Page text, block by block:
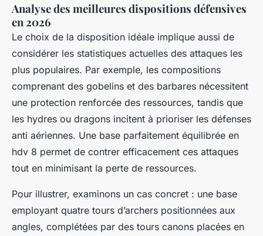
Analyse des meilleures dispositions défensives
en 2026
Le choix de la disposition idéale implique aussi de
considérer les statistiques actuelles des attaques les
plus populaires. Par exemple, les compositions
comprenant des gobelins et des barbares nécessitent
une protection renforcée des ressources, tandis que
les hydres ou dragons incitent à prioriser les défenses
anti aériennes. Une base parfaitement équilibrée en
hdv 8 permet de contrer efficacement ces attaques
tout en minimisant la perte de ressources.
Pour illustrer, examinons un cas concret : une base
employant quatre tours d’archers positionnées aux
angles, complétées par des tours canons placées en